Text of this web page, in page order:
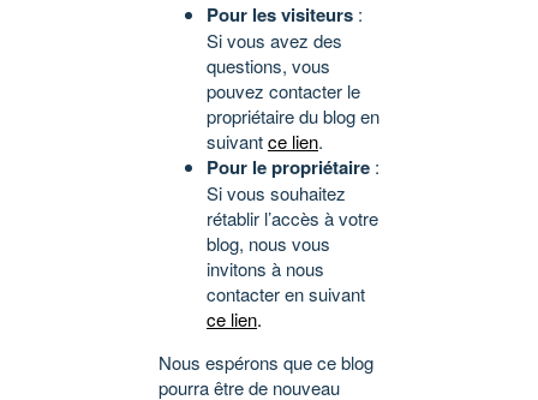
Pour les visiteurs :
Si vous avez des
questions, vous
pouvez contacter le
propriétaire du blog en
suivantce lien.
Pour le propriétaire :
Si vous souhaitez
rétablir l’accès à votre
blog, nous vous
invitons à nous
contacter en suivant
ce lien.
Nous espérons que ce blog
pourra être de nouveau